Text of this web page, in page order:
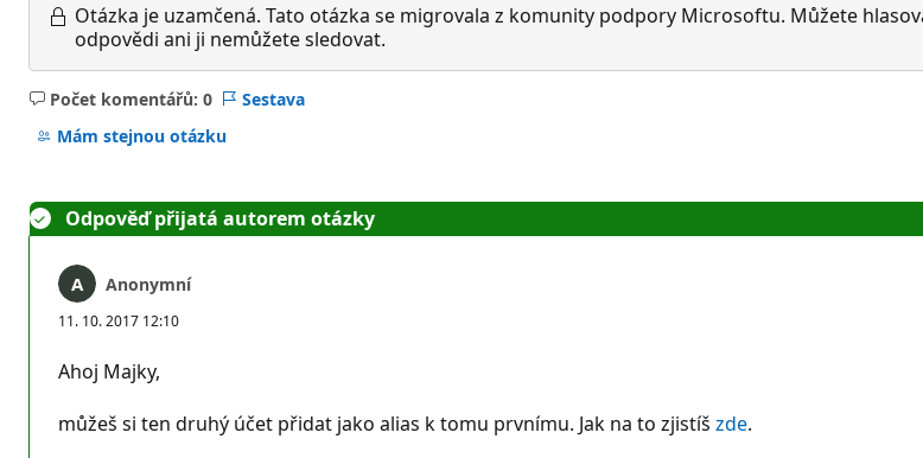
Otázka je uzamčená. Tato otázka se migrovala z komunity podpory Microsoftu. Můžete
odpovědi ani ji nemůžete sledovat.
Počet komentářů: 0
Žádné
komentáře
Sestava
Mám stejnou otázku
Odpověď přijatá autorem otázky
Anonymní
11. 10. 2017 12:10
Ahoj Majky,
můžeš si ten druhý účet přidat jako alias k tomu prvnímu. Jak na to zjistíš zde.